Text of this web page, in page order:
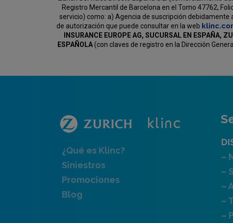
Registro Mercantil de Barcelona en el Tomo 47762,
servicio) como: a) Agencia de suscripción debidamente
de autorización que puede consultar en la web
INSURANCE EUROPE AG, SUCURSAL EN ESPAÑA,
ESPAÑOLA(con claves de registro en la Dirección
¿Qué es Klinc?
Siniestros
Promociones
Blog
–
–
–
–
–